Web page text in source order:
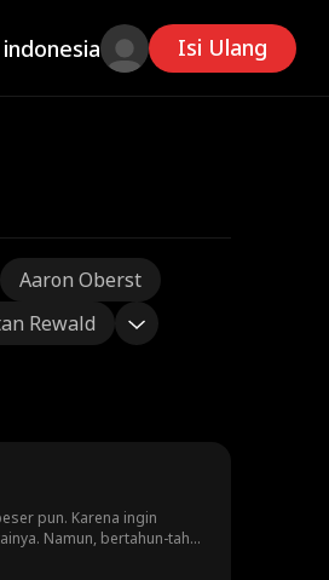
indonesia Isi Ulang
Aaron Oberst
Rewald
pun. Karena ingin
Namun, bertahun-tahun